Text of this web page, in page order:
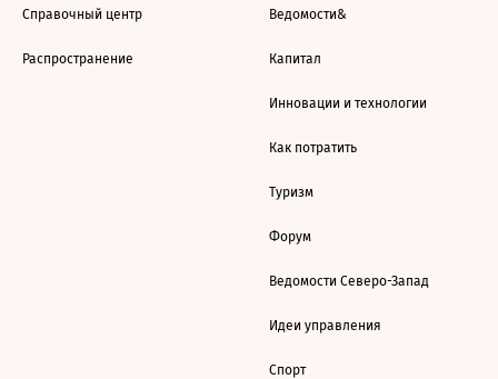
Справочный центр
Распространение
Ведомости&
Капитал
Инновации и технологии
Как потратить
Туризм
Форум
Ведомости Северо-Запад
Идеи управления
Спорт